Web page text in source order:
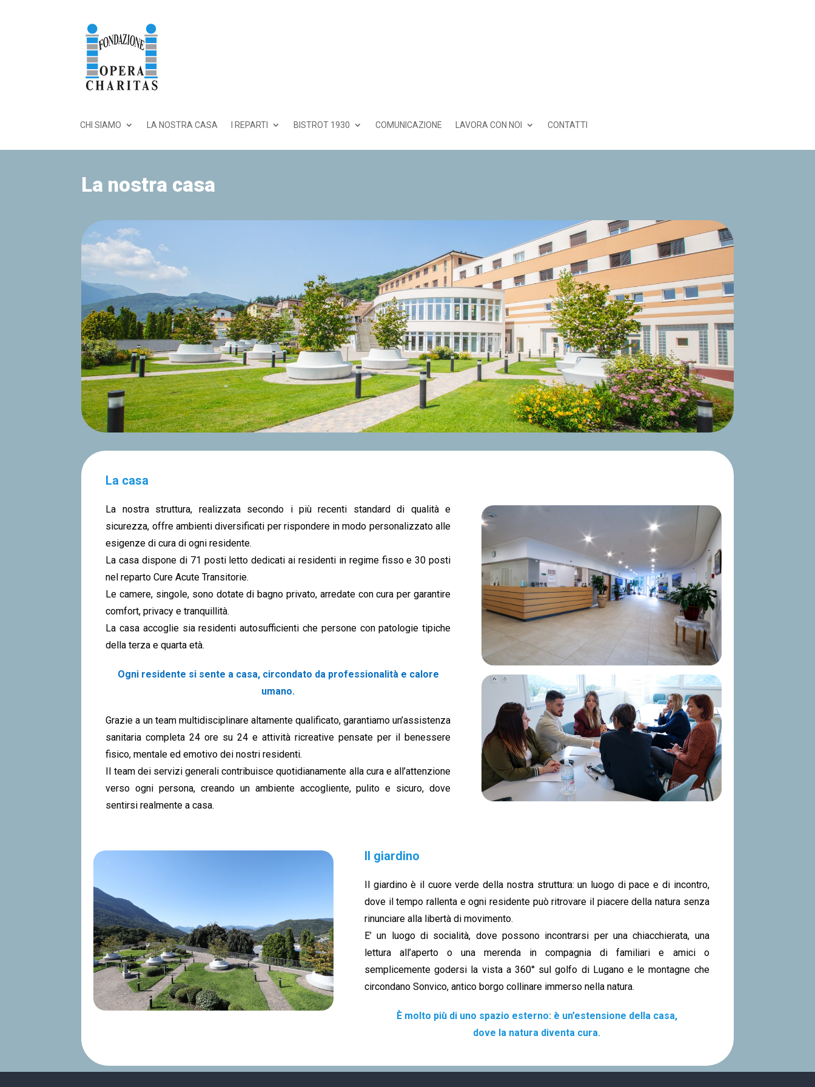
CHI SIAMO LA NOSTRA CASA I REPARTI BISTROT 1930 COMUNICAZIONE LAVORA CON NOI CONTATTI
La nostra casa
La casa
La nostra struttura, realizzata secondo i più recenti standard di qualità e
sicurezza, offre ambienti diversificati per rispondere in modo personalizzato alle
esigenze di cura di ogni residente.
La casa dispone di 71 posti letto dedicati ai residenti in regime fisso e 30 posti
nel reparto Cure Acute Transitorie.
Le camere, singole, sono dotate di bagno privato, arredate con cura per garantire
comfort, privacy e tranquillità.
La casa accoglie sia residenti autosufficienti che persone con patologie tipiche
della terza e quarta età.
Ogni residente si sente a casa, circondato da professionalità e calore
umano.
Grazie a un team multidisciplinare altamente qualificato, garantiamo un’assistenza
sanitaria completa 24 ore su 24 e attività ricreative pensate per il benessere
fisico, mentale ed emotivo dei nostri residenti.
Il team dei servizi generali contribuisce quotidianamente alla cura e all’attenzione
verso ogni persona, creando un ambiente accogliente, pulito e sicuro, dove
sentirsi realmente a casa.
Il giardino
Il giardino è il cuore verde della nostra struttura: un luogo di pace e di incontro,
dove il tempo rallenta e ogni residente può ritrovare il piacere della natura senza
rinunciare alla libertà di movimento.
E’ un luogo di socialità, dove possono incontrarsi per una chiacchierata, una
lettura all’aperto o una merenda in compagnia di familiari e amici o
semplicemente godersi la vista a 360° sul golfo di Lugano e le montagne che
circondano Sonvico, antico borgo collinare immerso nella natura.
È molto più di uno spazio esterno: è un’estensione della casa,
dove la natura diventa cura.